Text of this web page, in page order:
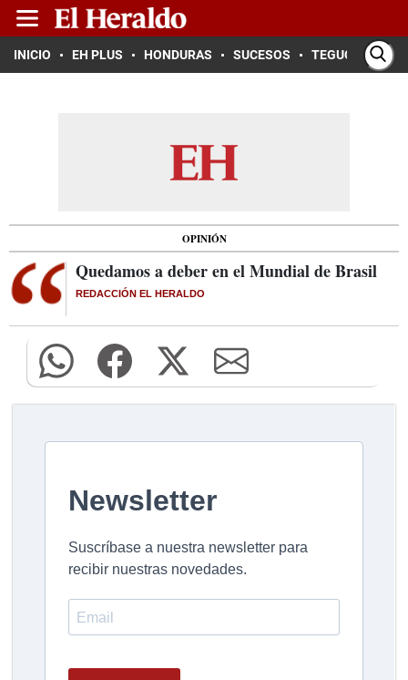
INICIO EH PLUS HONDURAS SUCESOS TEGUCIGALPA
OPINIÓN
Quedamos a deber en el Mundial de Brasil
REDACCIÓN EL HERALDO